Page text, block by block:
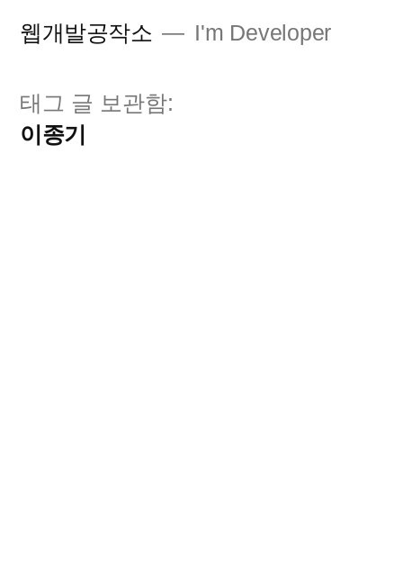
웹개발공작소 I'm Developer
태그 글 보관함:
이종기